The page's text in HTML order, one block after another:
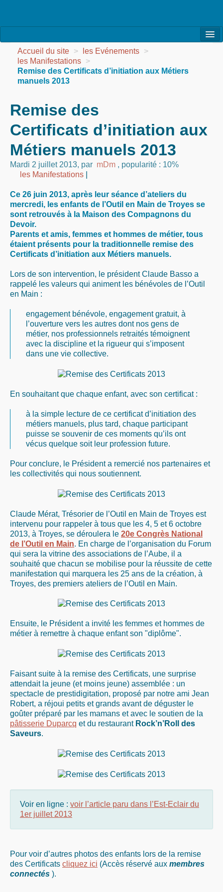
l’Association
la Vie de l’Association
les Evénements
les Réalisations
Agenda
Contact
Accueil du site > les Evénements >
les Manifestations >
Remise des Certificats d’initiation aux Métiers
manuels 2013
Remise des
Certificats d’initiation aux
Métiers manuels 2013
Mardi 2 juillet 2013, par mDm , popularité : 10%
les Manifestations
Ce 26 juin 2013, après leur séance d’ateliers du
mercredi, les enfants de l’Outil en Main de Troyes se
sont retrouvés à la Maison des Compagnons du
Devoir.
Parents et amis, femmes et hommes de métier, tous
étaient présents pour la traditionnelle remise des
Certificats d’initiation aux Métiers manuels.
Lors de son intervention, le président Claude Basso a
rappelé les valeurs qui animent les bénévoles de l’Outil
en Main :
engagement bénévole, engagement gratuit, à
l’ouverture vers les autres dont nos gens de
métier, nos professionnels retraités témoignent
avec la discipline et la rigueur qui s’imposent
dans une vie collective.
En souhaitant que chaque enfant, avec son certificat :
à la simple lecture de ce certificat d’initiation des
métiers manuels, plus tard, chaque participant
puisse se souvenir de ces moments qu’ils ont
vécus quelque soit leur profession future.
Pour conclure, le Président a remercié nos partenaires et
les collectivités qui nous soutiennent.
Claude Mérat, Trésorier de l’Outil en Main de Troyes est
intervenu pour rappeler à tous que les 4, 5 et 6 octobre
2013, à Troyes, se déroulera le 20e Congrès National
de l’Outil en Main. En charge de l’organisation du Forum
qui sera la vitrine des associations de l’Aube, il a
souhaité que chacun se mobilise pour la réussite de cette
manifestation qui marquera les 25 ans de la création, à
Troyes, des premiers ateliers de l’Outil en Main.
Ensuite, le Président a invité les femmes et hommes de
métier à remettre à chaque enfant son "diplôme".
Faisant suite à la remise des Certificats, une surprise
attendait la jeune (et moins jeune) assemblée : un
spectacle de prestidigitation, proposé par notre ami Jean
Robert, a réjoui petits et grands avant de déguster le
goûter préparé par les mamans et avec le soutien de la
pâtisserie Duparcq et du restaurant Rock’n’Roll des
Saveurs.
Voir en ligne : voir l’article paru dans l’Est-Eclair du
1er juillet 2013
Pour voir d’autres photos des enfants lors de la remise
des Certificats cliquez ici (Accès réservé aux membres
connectés ).